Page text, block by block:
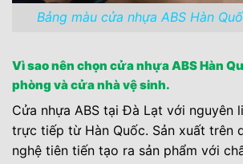
Bảng màu cửa nhựa ABS Hàn
Vì sao nên chọn cửa nhựa ABS Hàn
phòng và cửa nhà vệ sinh.
Cửa nhựa ABS tại Đà Lạt với nguyên
trực tiếp từ Hàn Quốc. Sản xuất trên
nghệ tiên tiến tạo ra sản phẩm với